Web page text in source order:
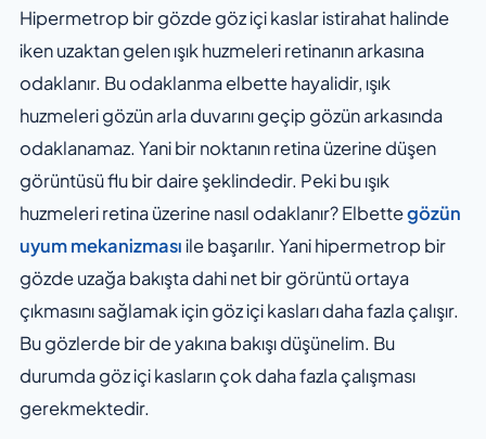
Hipermetrop bir gözde göz içi kaslar istirahat halinde
iken uzaktan gelen ışık huzmeleri retinanın arkasına
odaklanır. Bu odaklanma elbette hayalidir, ışık
huzmeleri gözün arla duvarını geçip gözün arkasında
odaklanamaz. Yani bir noktanın retina üzerine düşen
görüntüsü flu bir daire şeklindedir. Peki bu ışık
huzmeleri retina üzerine nasıl odaklanır? Elbettegözün
uyum mekanizmasıile başarılır. Yani hipermetrop bir
gözde uzağa bakışta dahi net bir görüntü ortaya
çıkmasını sağlamak için göz içi kasları daha fazla çalışır.
Bu gözlerde bir de yakına bakışı düşünelim. Bu
durumda göz içi kasların çok daha fazla çalışması
gerekmektedir.